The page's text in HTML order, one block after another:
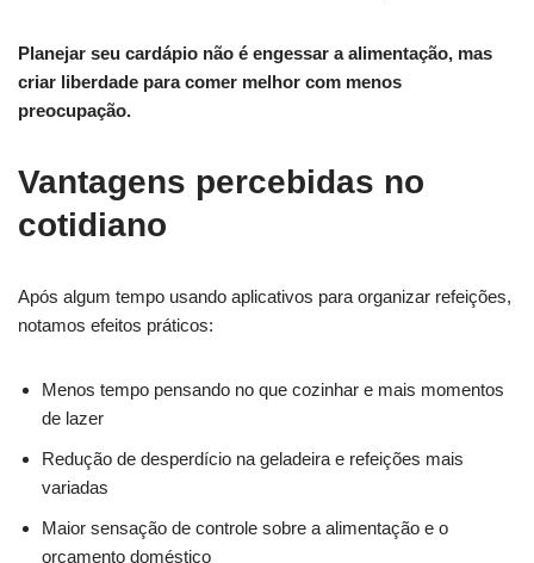
Planejar seu cardápio não é engessar a alimentação, mas
criar liberdade para comer melhor com menos
preocupação.
Vantagens percebidas no
cotidiano
Após algum tempo usando aplicativos para organizar refeições,
notamos efeitos práticos:
Menos tempo pensando no que cozinhar e mais momentos
de lazer
Redução de desperdício na geladeira e refeições mais
variadas
Maior sensação de controle sobre a alimentação e o
orçamento doméstico